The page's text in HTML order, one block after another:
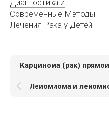
Диагностика и
Современные Методы
Лечения Рака у Детей